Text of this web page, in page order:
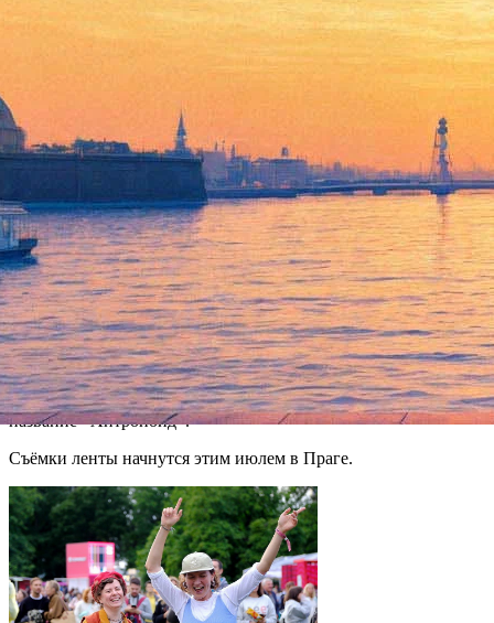
Версия для печати
Звезда нашумевшего фильма «Пятьдесят оттенков серого»
Джейми Дорнан снимется в триллере «Антропоид», действие
которого будет развиваться в годы Второй мировой войны.
Как пишет изданиеVariety, режиссером ленты станет Шон
Эллис, также в фильме примет участие актер Киллиан Мёрфи.
Сюжет ленты рассказывает о покушении на генерала СС
Рейнхарда Гейдриха, который руководил группировкой
немецких войск в Чехословакии и получил кличку
«Пражский мясник». Два солдата чешской армии проходят
подготовку в Великобритании и десантируются на родине с
тем, чтобы убить Гейдриха. Их задание носит кодовое
название «Антропоид».
Съёмки ленты начнутся этим июлем в Праге.